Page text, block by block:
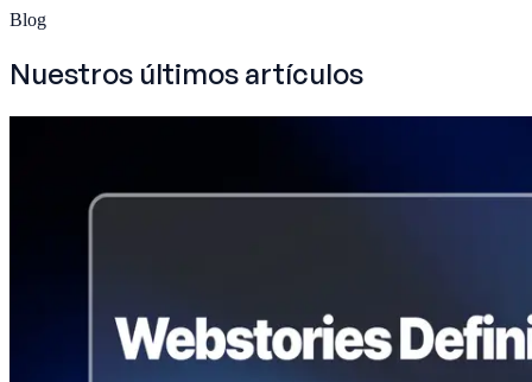
Blog
Nuestros últimos artículos